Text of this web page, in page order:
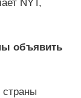
NYT,
объявить